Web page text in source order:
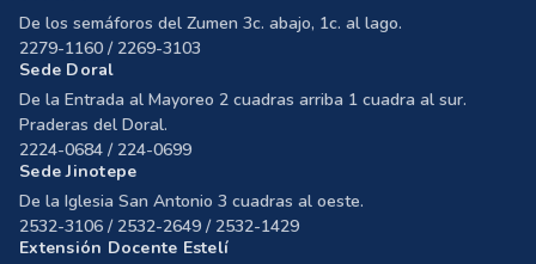
De los semáforos del Zumen 3c. abajo, 1c. al lago.
2279-1160 / 2269-3103
Sede Doral
De la Entrada al Mayoreo 2 cuadras arriba 1 cuadra al sur.
Praderas del Doral.
2224-0684 / 224-0699
Sede Jinotepe
De la Iglesia San Antonio 3 cuadras al oeste.
2532-3106 / 2532-2649 / 2532-1429
Extensión Docente Estelí